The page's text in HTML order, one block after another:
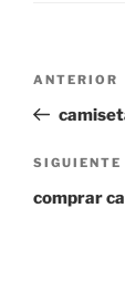
entradas
Entrada
anterior:
ANTERIOR
Siguiente
entrada
SIGUIENTE
comprar